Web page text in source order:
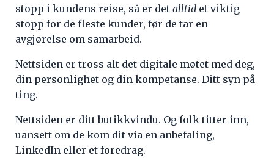
stopp i kundens reise, så er det alltid et viktig
stopp for de fleste kunder, før de tar en
avgjørelse om samarbeid.
Nettsiden er tross alt det digitale møtet med deg,
din personlighet og din kompetanse. Ditt syn på
ting.
Nettsiden er ditt butikkvindu. Og folk titter inn,
uansett om de kom dit via en anbefaling,
LinkedIn eller et foredrag.